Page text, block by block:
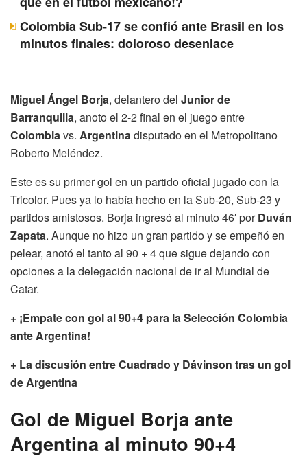
Colombia Sub-17 se confió ante Brasil en los
minutos finales: doloroso desenlace
Miguel Ángel Borja, delantero del Junior de
Barranquilla, anoto el 2-2 final en el juego entre
Colombiavs. Argentinadisputado en el Metropolitano
Roberto Meléndez.
Este es su primer gol en un partido oficial jugado con la
Tricolor. Pues ya lo había hecho en la Sub-20, Sub-23 y
partidos amistosos. Borja ingresó al minuto 46′ porDuván
Zapata. Aunque no hizo un gran partido y se empeñó en
pelear, anotó el tanto al 90 + 4 que sigue dejando con
opciones a la delegación nacional de ir al Mundial de
Catar.
+ ¡Empate con gol al 90+4 para la Selección Colombia
ante Argentina!
+ La discusión entre Cuadrado y Dávinson tras un gol
de Argentina
Gol de Miguel Borja ante
Argentina al minuto 90+4